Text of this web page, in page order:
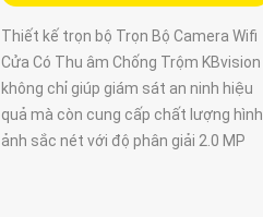
Thiết kế trọn bộ Trọn Bộ Camera Wifi
Cửa Có Thu âm Chống Trộm KBvision
không chỉ giúp giám sát an ninh hiệu
quả mà còn cung cấp chất lượng hình
ảnh sắc nét với độ phân giải 2.0 MP